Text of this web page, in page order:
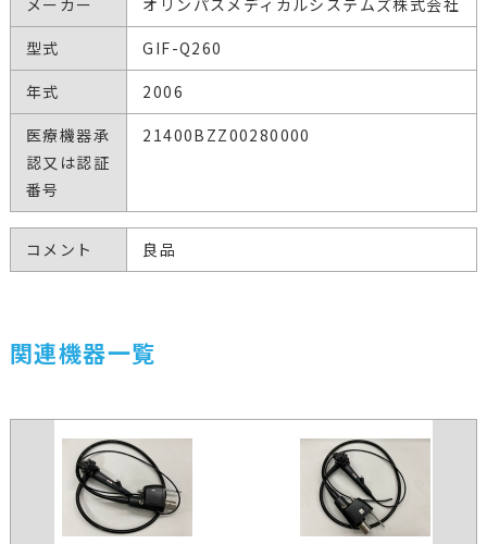
型式
GIF-Q260
年式
2006
医療機器承
認又は認証
番号
21400BZZ00280000
コメント 良品
関連機器一覧